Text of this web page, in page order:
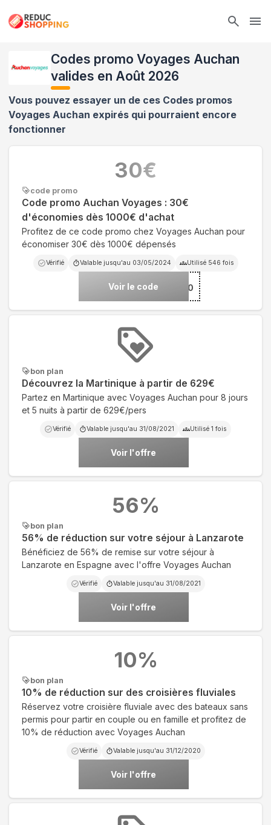
Codes promo Voyages Auchan
valides en Août 2026
Vous pouvez essayer un de ces Codes promos
Voyages Auchan expirés qui pourraient encore
fonctionner
code promo
Code promo Auchan Voyages : 30€
d'économies dès 1000€ d'achat
Profitez de ce code promo chez Voyages Auchan pour
économiser 30€ dès 1000€ dépensés
Vérifié Valable jusqu'au 03/05/2024 Utilisé 546 fois
Voir le code***ISE30
30€
bon plan
Découvrez la Martinique à partir de 629€
Partez en Martinique avec Voyages Auchan pour 8 jours
et 5 nuits à partir de 629€/pers
Vérifié Valable jusqu'au 31/08/2021 Utilisé 1 fois
Voir l'offre
bon plan
56% de réduction sur votre séjour à Lanzarote
Bénéficiez de 56% de remise sur votre séjour à
Lanzarote en Espagne avec l'offre Voyages Auchan
Vérifié Valable jusqu'au 31/08/2021
Voir l'offre
56%
bon plan
10% de réduction sur des croisières fluviales
Réservez votre croisière fluviale avec des bateaux sans
permis pour partir en couple ou en famille et profitez de
10% de réduction avec Voyages Auchan
Vérifié Valable jusqu'au 31/12/2020
Voir l'offre
10%